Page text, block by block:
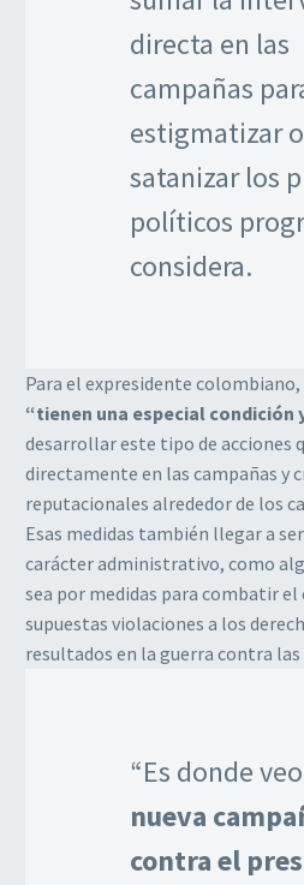
directa en las
campañas
estigmatizar o
satanizar los
políticos
considera.
Para el expresidente colombiano,
“tienen una especial condición
desarrollar este tipo de acciones
directamente en las campañas y
reputacionales alrededor de los
Esas medidas también llegar a
carácter administrativo, como
sea por medidas para combatir
supuestas violaciones a los
resultados en la guerra contra las
“Es donde
nueva
contra el